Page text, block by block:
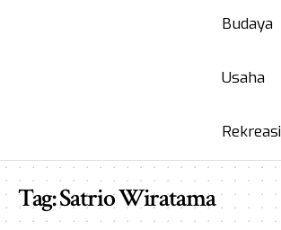
Budaya
Usaha
Rekreasi
Tag:Satrio Wiratama